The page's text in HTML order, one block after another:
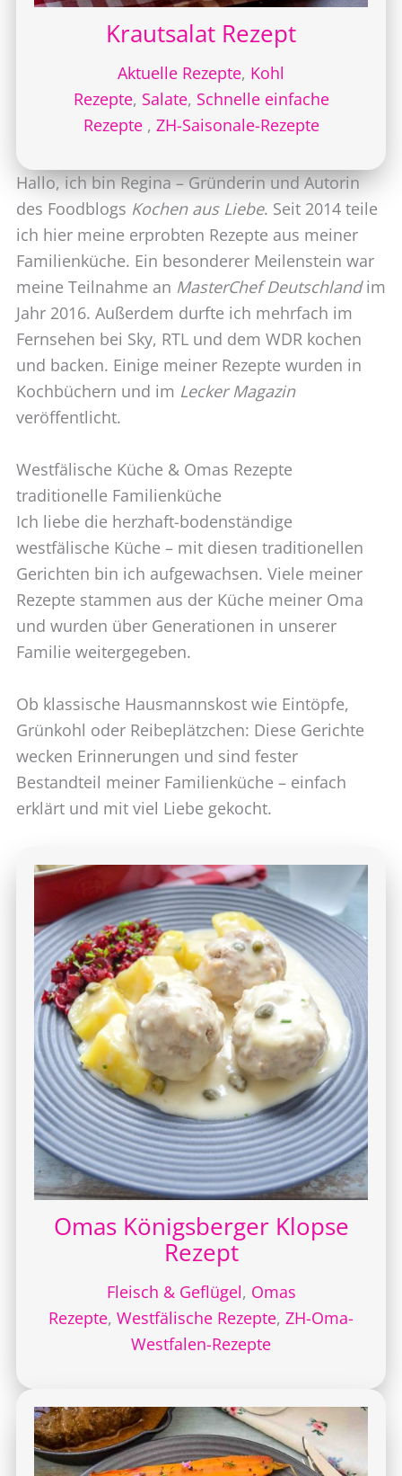
Krautsalat Rezept
Aktuelle Rezepte, Kohl
Rezepte, Salate, Schnelle einfache
Rezepte , ZH-Saisonale-Rezepte
Hallo, ich bin Regina – Gründerin und Autorin
des Foodblogs Kochen aus Liebe. Seit 2014 teile
ich hier meine erprobten Rezepte aus meiner
Familienküche. Ein besonderer Meilenstein war
meine Teilnahme an MasterChef Deutschlandim
Jahr 2016. Außerdem durfte ich mehrfach im
Fernsehen bei Sky, RTL und dem WDR kochen
und backen. Einige meiner Rezepte wurden in
Kochbüchern und im Lecker Magazin
veröffentlicht.
Westfälische Küche & Omas Rezepte
traditionelle Familienküche
Ich liebe die herzhaft-bodenständige
westfälische Küche – mit diesen traditionellen
Gerichten bin ich aufgewachsen. Viele meiner
Rezepte stammen aus der Küche meiner Oma
und wurden über Generationen in unserer
Familie weitergegeben.
Ob klassische Hausmannskost wie Eintöpfe,
Grünkohl oder Reibeplätzchen: Diese Gerichte
wecken Erinnerungen und sind fester
Bestandteil meiner Familienküche – einfach
erklärt und mit viel Liebe gekocht.
Omas Königsberger Klopse
Rezept
Fleisch & Geflügel, Omas
Rezepte, Westfälische Rezepte, ZH-Oma-
Westfalen-Rezepte